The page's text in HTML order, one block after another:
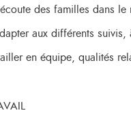
des familles dans
aux différents
en équipe, qualités